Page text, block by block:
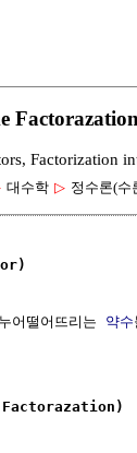
Factorization
대수학 ▷ 정수론(수
어떨어뜨리는 약수
Factorazation)